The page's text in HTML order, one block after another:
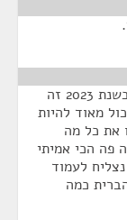
אנחנו המגזר הדתי והחרדי. כל מה שקיבלנו בשנת 2023 זה
מאוד להיות
את כל מה
פה הכי אמיתי
לעמוד
כמה